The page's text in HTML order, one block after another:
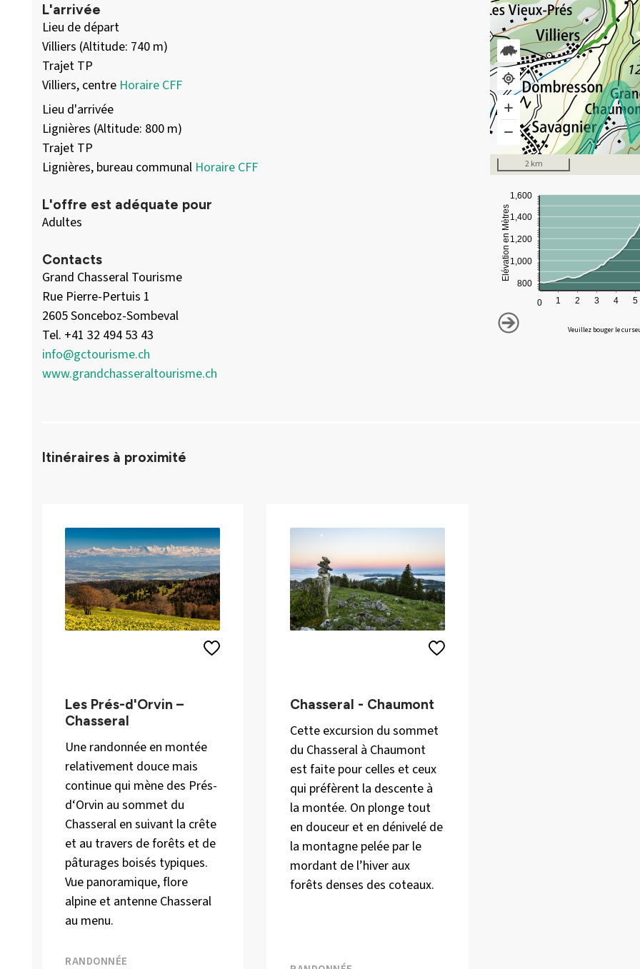
L'arrivée
Lieu de départ
Villiers (Altitude: 740 m)
Trajet TP
Villiers, centre Horaire CFF
Lieu d'arrivée
Lignières (Altitude: 800 m)
Trajet TP
Lignières, bureau communal Horaire CFF
L'offre est adéquate pour
Adultes
Contacts
Grand Chasseral Tourisme
Rue Pierre-Pertuis 1
2605 Sonceboz-Sombeval
Tel. +41 32 494 53 43
info@gctourisme.ch
www.grandchasseraltourisme.ch
2 km
5
4
3
2
1
0
800
1,000
1,200
1,400
1,600
Elévation en Mètres
Veuillez bouger le
Itinéraires à proximité
Les Prés-d'Orvin –
Chasseral
Une randonnée en montée
relativement douce mais
continue qui mène des Prés-
d‘Orvin au sommet du
Chasseral en suivant la crête
et au travers de forêts et de
pâturages boisés typiques.
Vue panoramique, flore
alpine et antenne Chasseral
au menu.
RANDONNÉE
Chasseral - Chaumont
Cette excursion du sommet
du Chasseral à Chaumont
est faite pour celles et ceux
qui préfèrent la descente à
la montée. On plonge tout
en douceur et en dénivelé de
la montagne pelée par le
mordant de l’hiver aux
forêts denses des coteaux.